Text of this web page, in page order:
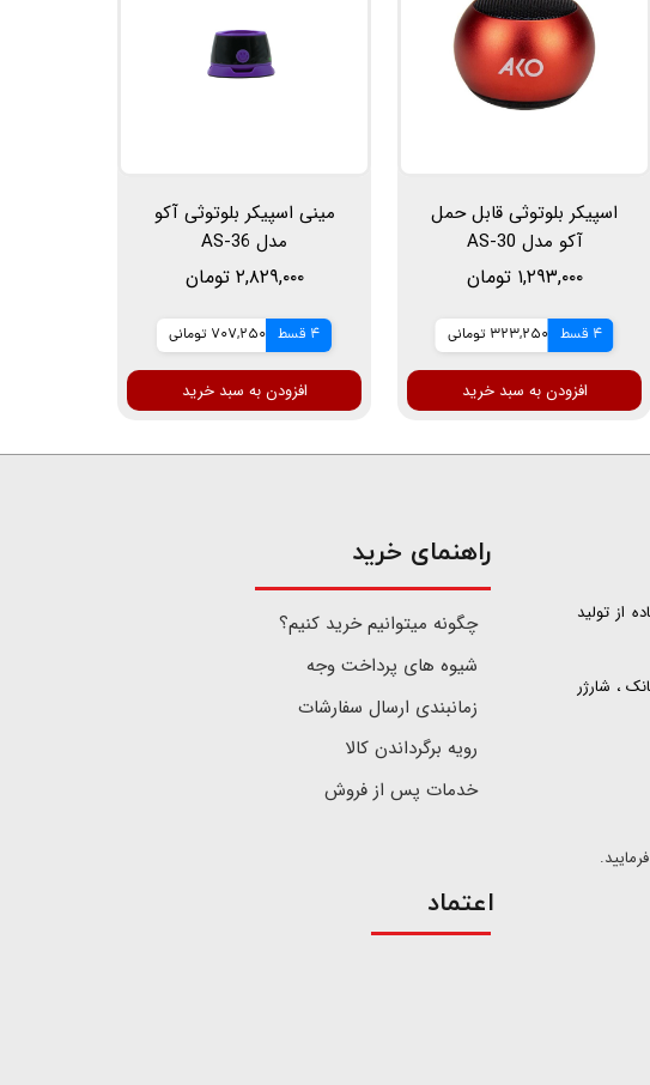
اسپیکر بلوتوثی قابل حمل
آکو مدل AS-30
۱,۲۹۳,۰۰۰ تومان
4 قسط 323,250 تومانی
افزودن به سبد خرید
مینی اسپیکر بلوتوثی آکو
مدل AS-36
۲,۸۲۹,۰۰۰ تومان
4 قسط 707,250 تومانی
افزودن به سبد خرید
از تولید
، شارژر
​راهنمای خرید
چگونه میتوانیم خرید کنیم؟
شیوه های پرداخت وجه
زمانبندی ارسال سفارشات
رویه برگرداندن کالا
خدمات پس از فروش
اعتماد